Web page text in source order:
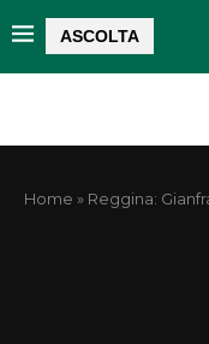
ASCOLTA
Home » Reggina: